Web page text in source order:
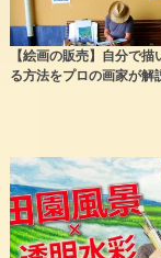
【絵画の販売】自分で描
る方法をプロの画家が解